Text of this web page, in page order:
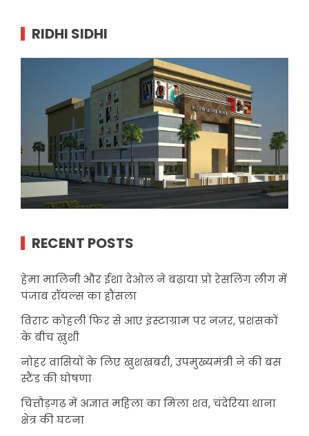
RIDHI SIDHI
RECENT POSTS
हेमा मालिनी और ईशा देओल ने बढ़ाया प्रो रेसलिंग लीग में
पंजाब रॉयल्स का हौंसला
विराट कोहली फिर से आए इंस्टाग्राम पर नज़र, प्रशंसकों
के बीच ख़ुशी
नोहर वासियों के लिए खुशखबरी, उपमुख्यमंत्री ने की बस
स्टैंड की घोषणा
चित्तौड़गढ़ में अज्ञात महिला का मिला शव, चंदेरिया थाना
क्षेत्र की घटना